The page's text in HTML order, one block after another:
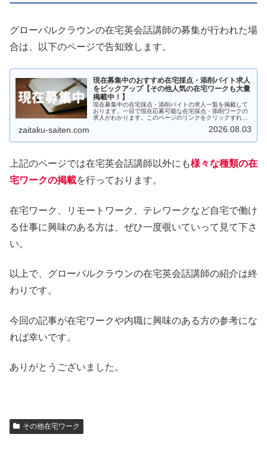
グローバルクラウンの在宅英会話講師の募集が行われた場
合は、以下のページで告知致します。
現在募集中のおすすめ在宅採点・添削バイト求人
をピックアップ【その他人気の在宅ワークも大量
掲載中！】
現在募集中の在宅採点・添削バイトの求人一覧を掲載して
おります。一目で現在応募可能な在宅採点・添削ワークの
求人がわかります。このページのリンクをクリックすれば
探している主婦や大学生の方、在宅の副業を探している
zaitaku-saiten.com 2026.08.03
上記のページでは在宅英会話講師以外にも様々な種類の在
宅ワークの掲載を行っております。
在宅ワーク、リモートワーク、テレワークなど自宅で働け
る仕事に興味のある方は、ぜひ一度覗いていって見て下さ
い。
以上で、グローバルクラウンの在宅英会話講師の紹介は終
わりです。
今回の記事が在宅ワークや内職に興味のある方の参考にな
れば幸いです。
ありがとうございました。
その他在宅ワーク